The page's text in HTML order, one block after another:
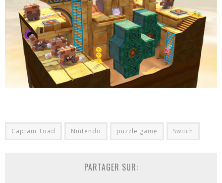
Captain Toad Nintendo puzzle game Switch
PARTAGER SUR: